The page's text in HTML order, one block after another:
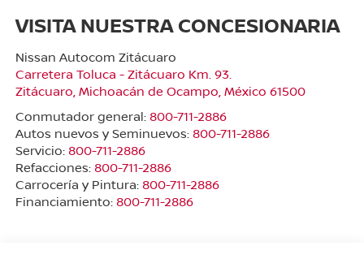
VISITA NUESTRA CONCESIONARIA
Nissan Autocom Zitácuaro
Carretera Toluca - Zitácuaro Km. 93.
Zitácuaro, Michoacán de Ocampo, México 61500
Conmutador general: 800-711-2886
Autos nuevos y Seminuevos: 800-711-2886
Servicio: 800-711-2886
Refacciones: 800-711-2886
Carrocería y Pintura: 800-711-2886
Financiamiento: 800-711-2886